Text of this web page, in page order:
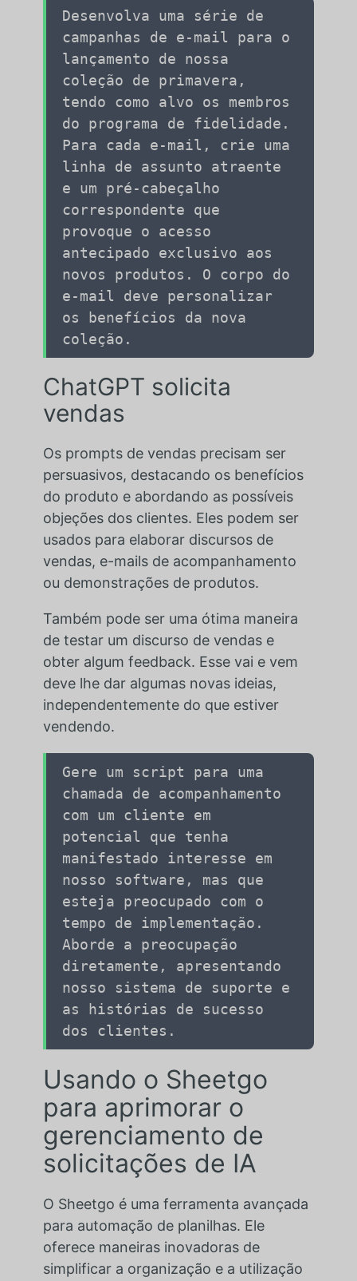
Desenvolva uma série de
campanhas de e-mail para o
lançamento de nossa
coleção de primavera,
tendo como alvo os membros
do programa de fidelidade.
Para cada e-mail, crie uma
linha de assunto atraente
e um pré-cabeçalho
correspondente que
provoque o acesso
antecipado exclusivo aos
novos produtos. O corpo do
e-mail deve personalizar
os benefícios da nova
coleção.
ChatGPT solicita
vendas
Os prompts de vendas precisam ser
persuasivos, destacando os benefícios
do produto e abordando as possíveis
objeções dos clientes. Eles podem ser
usados para elaborar discursos de
vendas, e-mails de acompanhamento
ou demonstrações de produtos.
Também pode ser uma ótima maneira
de testar um discurso de vendas e
obter algum feedback. Esse vai e vem
deve lhe dar algumas novas ideias,
independentemente do que estiver
vendendo.
Gere um script para uma
chamada de acompanhamento
com um cliente em
potencial que tenha
manifestado interesse em
nosso software, mas que
esteja preocupado com o
tempo de implementação.
Aborde a preocupação
diretamente, apresentando
nosso sistema de suporte e
as histórias de sucesso
dos clientes.
Usando o Sheetgo
para aprimorar o
gerenciamento de
solicitações de IA
O Sheetgo é uma ferramenta avançada
para automação de planilhas. Ele
oferece maneiras inovadoras de
simplificar a organização e a utilização